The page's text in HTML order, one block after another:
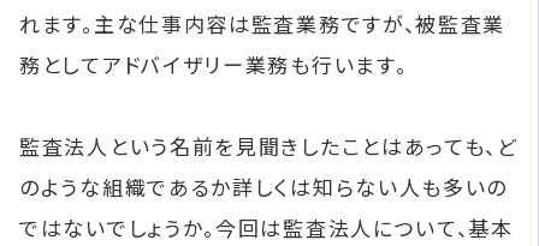
れます。主な仕事内容は監査業務ですが、被監査業
務としてアドバイザリー業務も行います。
監査法人という名前を見聞きしたことはあっても、ど
のような組織であるか詳しくは知らない人も多いの
ではないでしょうか。今回は監査法人について、基本